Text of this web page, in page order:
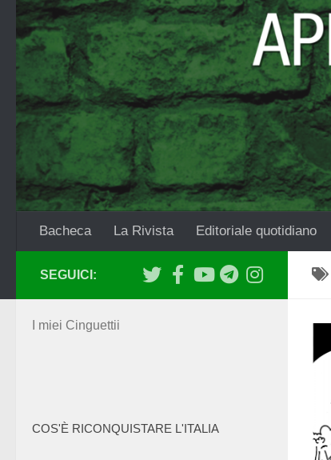
Salta al contenuto
Bacheca La Rivista Editoriale quotidiano
SEGUICI:
I miei Cinguettii
COS'È RICONQUISTARE L'ITALIA